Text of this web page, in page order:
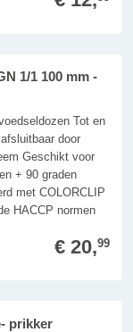
1/1 100 mm -
Tot en
door
Geschikt voor
+ 90 graden
met COLORCLIP
HACCP normen
€ 20,99
prikker